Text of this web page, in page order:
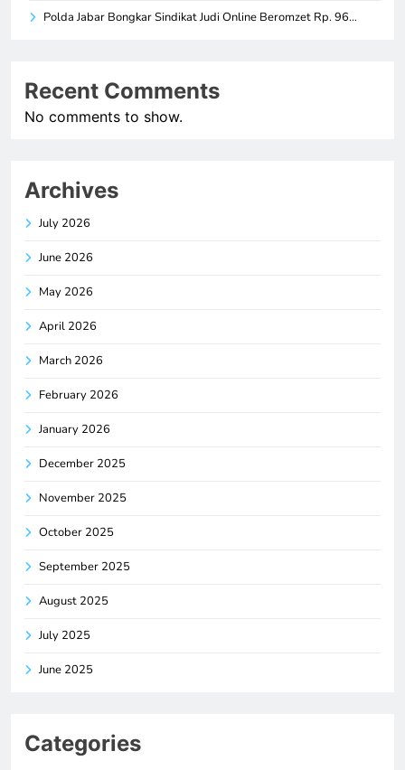
Polda Jabar Bongkar Sindikat Judi Online Beromzet Rp. 96…
Recent Comments
No comments to show.
Archives
July 2026
June 2026
May 2026
April 2026
March 2026
February 2026
January 2026
December 2025
November 2025
October 2025
September 2025
August 2025
July 2025
June 2025
Categories